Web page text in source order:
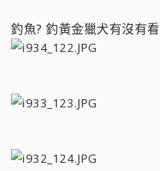
釣魚? 釣黃金獵犬有沒有